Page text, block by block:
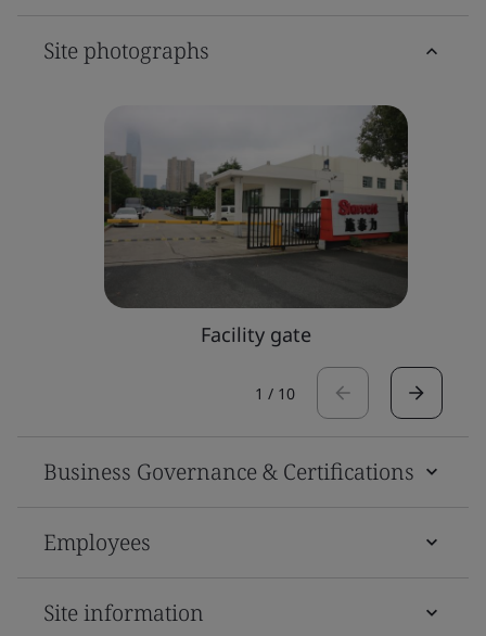
Site photographs
Facility gate
1 / 10
Business Governance & Certifications
Employees
Site information